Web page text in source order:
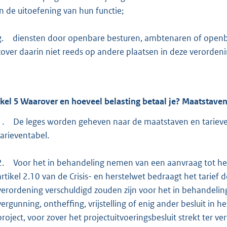
de uitoefening van hun functie;
diensten door openbare besturen, ambtenaren of
daarin niet reeds op andere plaatsen in deze
5Waarover en hoeveel belasting betaal je?
De leges worden geheven naar de maatstaven en
Voor het in behandeling nemen van een aanvraag tot
2.10 van de Crisis- en herstelwet bedraagt het tarief
verschuldigd zouden zijn voor het in
ontheffing, vrijstelling of enig ander besluit in
voor zover het projectuitvoeringsbesluit strekt ter